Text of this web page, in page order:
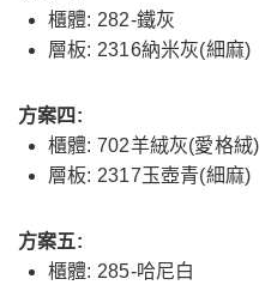
櫃體: 282-鐵灰
層板: 2316納米灰(細麻)
方案四:
櫃體: 702羊絨灰(愛格絨)
層板: 2317玉壺青(細麻)
方案五:
櫃體: 285-哈尼白